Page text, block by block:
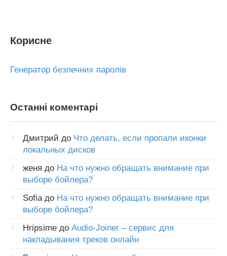
Корисне
Генератор безпечних паролів
Останні коментарі
Дмитрий до Что делать, если пропали иконки
локальных дисков
женя до На что нужно обращать внимание при
выборе бойлера?
Sofiaдо На что нужно обращать внимание при
выборе бойлера?
Hripsime до Audio-Joiner – сервис для
накладывания треков онлайн